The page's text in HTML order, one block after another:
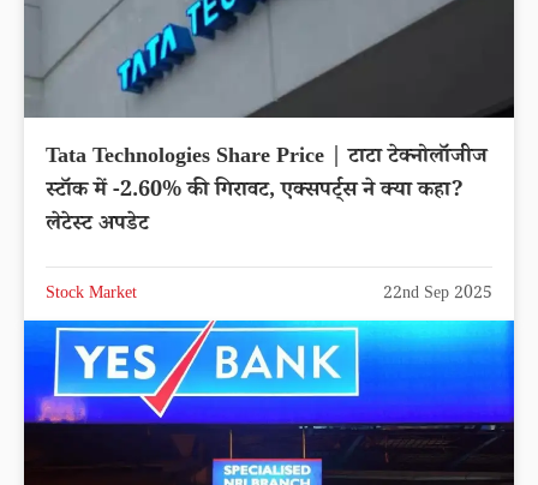
Tata Technologies Share Price | टाटा टेक्नोलॉजीज
स्टॉक में -2.60% की गिरावट, एक्सपर्ट्स ने क्या कहा?
लेटेस्ट अपडेट
Stock Market 22nd Sep 2025